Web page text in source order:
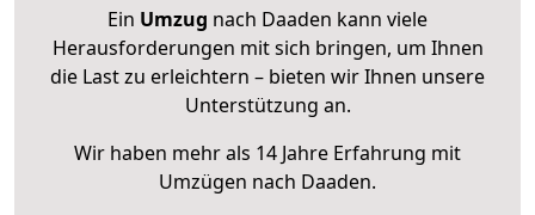
Ein Umzug nach Daaden kann viele
Herausforderungen mit sich bringen, um Ihnen
die Last zu erleichtern – bieten wir Ihnen unsere
Unterstützung an.
Wir haben mehr als 14 Jahre Erfahrung mit
Umzügen nach Daaden.